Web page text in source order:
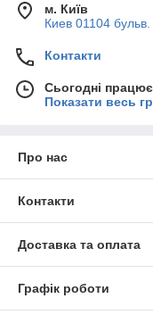
м. Київ
Киев 01104 бульв.
Контакти
Сьогодні
Показати весь
Про нас
Контакти
Доставка та оплата
Графік роботи